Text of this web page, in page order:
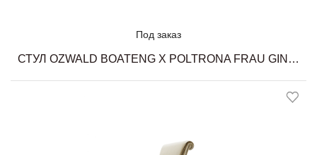
Под заказ
СТУЛ OZWALD BOATENG X POLTRONA FRAU GINGER SMALL ARMCHAIR POLTRONA FRAU